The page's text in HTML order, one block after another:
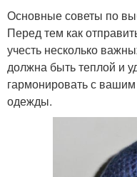
Основные советы по
Перед тем как
учесть несколько
должна быть теплой и
гармонировать с
одежды.